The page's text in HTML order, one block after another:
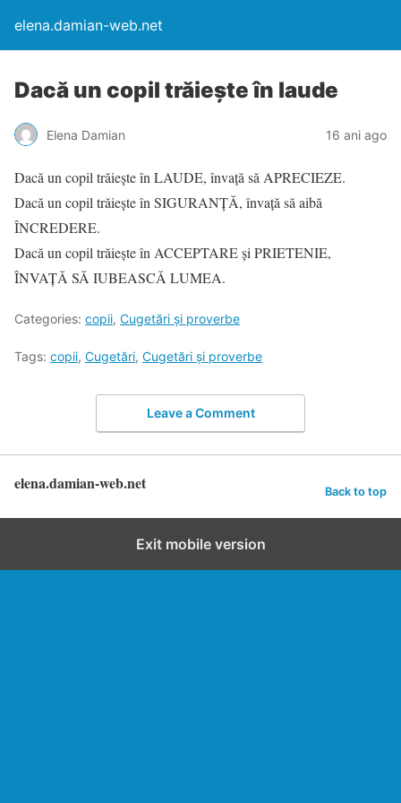
elena.damian-web.net
Dacă un copil trăieşte în laude
Elena Damian 16 ani ago
Dacă un copil trăieşte în LAUDE, învaţă să APRECIEZE.
Dacă un copil trăieşte în SIGURANŢĂ, învaţă să aibă
ÎNCREDERE.
Dacă un copil trăieşte în ACCEPTARE şi PRIETENIE,
ÎNVAŢĂ SĂ IUBEASCĂ LUMEA.
Categories: copii, Cugetări şi proverbe
Tags: copii, Cugetări, Cugetări şi proverbe
Leave a Comment
elena.damian-web.net Back to top
Exit mobile version